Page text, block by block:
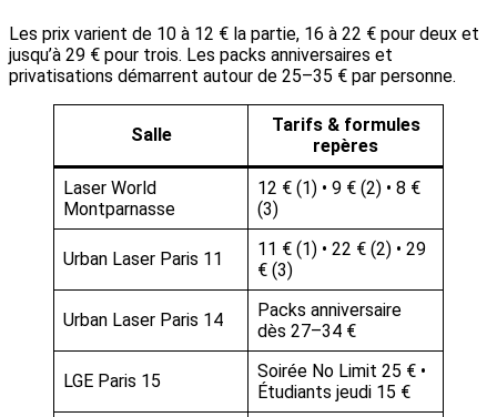
Les prix varient de 10 à 12 € la partie, 16 à 22 € pour deux et
jusqu’à 29 € pour trois. Les packs anniversaires et
privatisations démarrent autour de 25–35 € par personne.
Salle
Tarifs & formules
repères
Laser World
Montparnasse
12 € (1) • 9 € (2) • 8 €
(3)
Urban Laser Paris 11
11 € (1) • 22 € (2) • 29
€ (3)
Urban Laser Paris 14
Packs anniversaire
dès 27–34 €
LGE Paris 15
Soirée No Limit 25 € •
Étudiants jeudi 15 €